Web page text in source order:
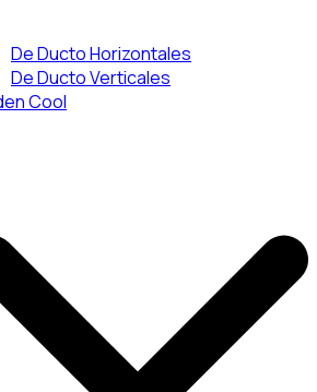
De Ducto Horizontales
De Ducto Verticales
Cool